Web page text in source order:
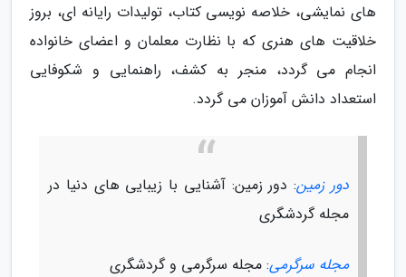
های نمایشی، خلاصه نویسی کتاب، تولیدات رایانه ای، بروز
خلاقیت های هنری که با نظارت معلمان و اعضای خانواده
انجام می گردد، منجر به کشف، راهنمایی و شکوفایی
استعداد دانش آموزان می گردد.
دور زمین: دور زمین: آشنایی با زیبایی های دنیا در
مجله گردشگری
مجله سرگرمی: مجله سرگرمی و گردشگری